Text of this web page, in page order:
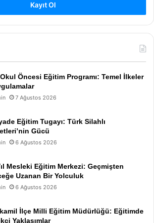
Kayıt Ol
Öncesi Eğitim Programı: Temel İlkeler
7 Ağustos 2026
Eğitim Tugayı: Türk Silahlı
Gücü
6 Ağustos 2026
Mesleki Eğitim Merkezi: Geçmişten
Uzanan Bir Yolculuk
6 Ağustos 2026
İlçe Milli Eğitim Müdürlüğü: Eğitimde
Yaklaşımlar